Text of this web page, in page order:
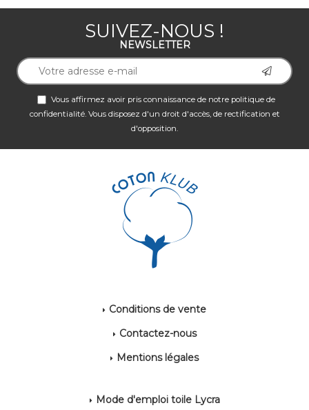
SUIVEZ-NOUS !
NEWSLETTER
Vous affirmez avoir pris connaissance de notre politique de
confidentialité. Vous disposez d'un droit d'accès, de rectification et
d'opposition.
Conditions de vente
Contactez-nous
Mentions légales
Mode d'emploi toile Lycra